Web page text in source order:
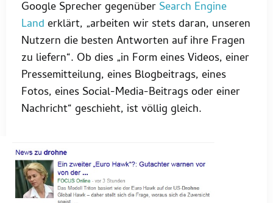
Google Sprecher gegenüber Search Engine
Land erklärt, „arbeiten wir stets daran, unseren
Nutzern die besten Antworten auf ihre Fragen
zu liefern“. Ob dies „in Form eines Videos, einer
Pressemitteilung, eines Blogbeitrags, eines
Fotos, eines Social-Media-Beitrags oder einer
Nachricht“ geschieht, ist völlig gleich.